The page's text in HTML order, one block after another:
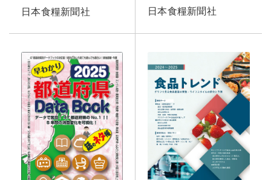
日本食糧新聞社
日本食糧新聞社